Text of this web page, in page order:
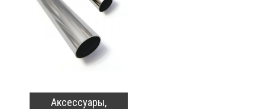
Аксессуары,